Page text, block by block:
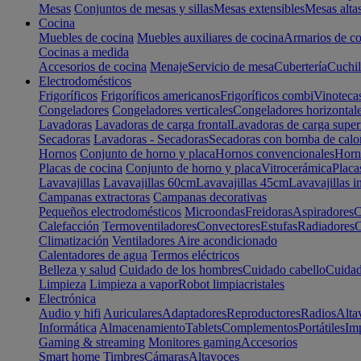
Mesas Conjuntos de mesas y sillasMesas extensiblesMesas
Cocina
Muebles de cocina Muebles auxiliares de cocinaArmarios de
Cocinas a medida
Accesorios de cocina MenajeServicio de mesaCubertería
Electrodomésticos
Frigoríficos Frigoríficos americanosFrigoríficos combi
Congeladores Congeladores verticalesCongeladores
Lavadoras Lavadoras de carga frontalLavadoras de carga
Secadoras Lavadoras - SecadorasSecadoras con bomba de
Hornos Conjunto de horno y placaHornos convencionales
Placas de cocina Conjunto de horno y placaVitrocerámica
Lavavajillas Lavavajillas 60cmLavavajillas 45cmLavavajillas
Campanas extractoras Campanas decorativas
Pequeños electrodomésticos MicroondasFreidorasAspiradores
Calefacción TermoventiladoresConvectoresEstufasRadiadores
Climatización Ventiladores Aire acondicionado
Calentadores de agua Termos eléctricos
Belleza y salud Cuidado de los hombresCuidado cabello
Limpieza Limpieza a vaporRobot limpiacristales
Electrónica
Audio y hifi AuricularesAdaptadoresReproductoresRadios
Informática AlmacenamientoTabletsComplementosPortátiles
Gaming & streaming Monitores gamingAccesorios
Smart home TimbresCámarasAltavoces